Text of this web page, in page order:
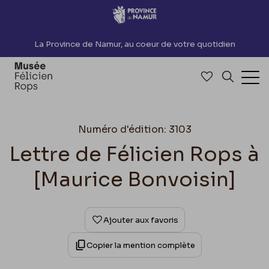
Accèder directement au contenu
La Province de Namur, au coeur de votre quotidien
Accéder à
Numéro d'édition: 3103
Lettre de Félicien Rops à
[Maurice Bonvoisin]
Ajouter aux favoris
Copier la mention complète